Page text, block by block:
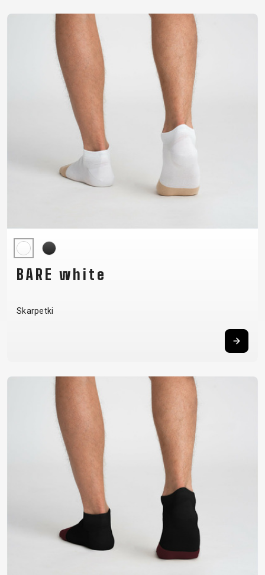
BARE white
Skarpetki